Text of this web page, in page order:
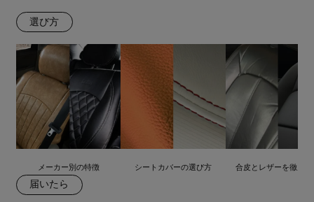
選び方
メーカー別の特徴 シートカバーの選び方 合皮とレザーを徹底比
届いたら